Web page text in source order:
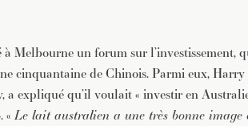
Melbourne un forum sur l’investissement,
cinquantaine de Chinois. Parmi eux, Harry
expliqué qu’il voulait « investir en
«Le lait australien a une très bonne image